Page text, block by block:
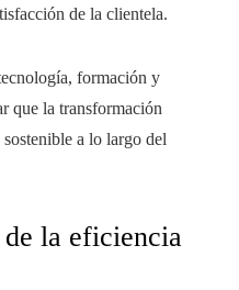
de la clientela.
formación y
que la transformación
a lo largo del
la eficiencia